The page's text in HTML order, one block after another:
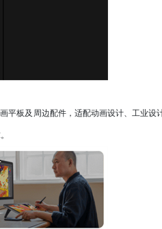
板及周边配件，适配动画设计、工业设计